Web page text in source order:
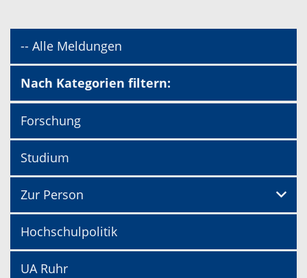
-- Alle Meldungen
Nach Kategorien filtern:
Forschung
Studium
Zur Person
Hochschulpolitik
UA Ruhr